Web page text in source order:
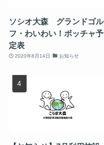
ソシオ大森 グランドゴル
フ・わいわい！ボッチャ予
定表
2020年8月14日 お知らせ